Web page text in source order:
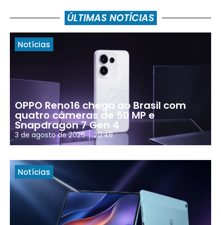
ÚLTIMAS NOTÍCIAS
Notícias
OPPO Reno16 chega ao Brasil com
quatro câmeras de 50 MP e
Snapdragon 7 Gen 4
3 de agosto de 2026 20:48
Notícias